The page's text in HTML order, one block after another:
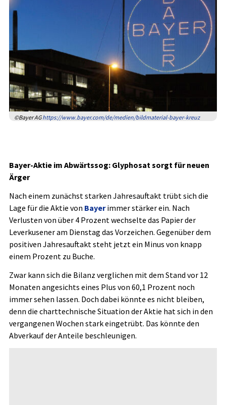
©Bayer AGhttps://www.bayer.com/de/medien/bildmaterial-bayer-kreuz
Bayer-Aktie im Abwärtssog: Glyphosat sorgt für neuen
Ärger
Nach einem zunächst starken Jahresauftakt trübt sich die
Lage für die Aktie von Bayerimmer stärker ein. Nach
Verlusten von über 4 Prozent wechselte das Papier der
Leverkusener am Dienstag das Vorzeichen. Gegenüber dem
positiven Jahresauftakt steht jetzt ein Minus von knapp
einem Prozent zu Buche.
Zwar kann sich die Bilanz verglichen mit dem Stand vor 12
Monaten angesichts eines Plus von 60,1 Prozent noch
immer sehen lassen. Doch dabei könnte es nicht bleiben,
denn die charttechnische Situation der Aktie hat sich in den
vergangenen Wochen stark eingetrübt. Das könnte den
Abverkauf der Anteile beschleunigen.